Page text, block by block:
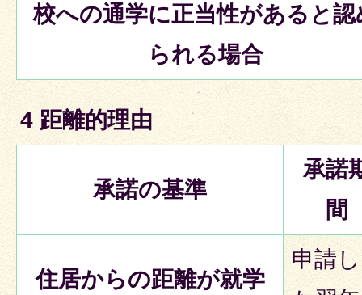
校への通学に正当性があると認
られる場合
4 距離的理由
承諾の基準
承諾
間
住居からの距離が就学
申請し